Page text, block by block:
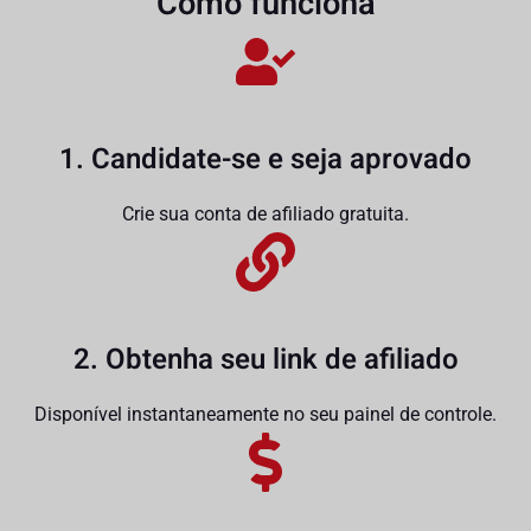
1. Candidate-se e seja aprovado
Crie sua conta de afiliado gratuita.
2. Obtenha seu link de afiliado
Disponível instantaneamente no seu painel de controle.